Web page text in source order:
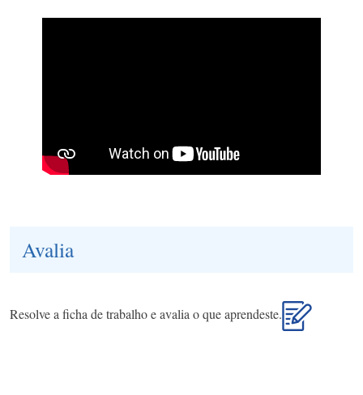
Avalia
Resolve a ficha de trabalho e avalia o que aprendeste.